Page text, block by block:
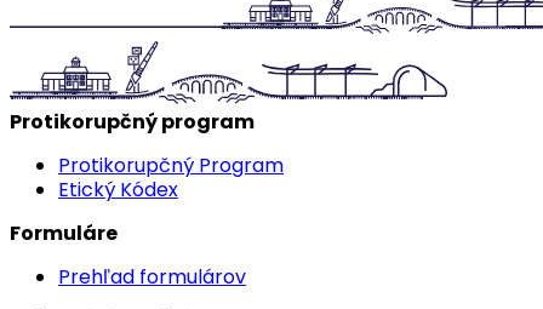
Protikorupčný program
Protikorupčný Program
Etický Kódex
Formuláre
Prehľad formulárov